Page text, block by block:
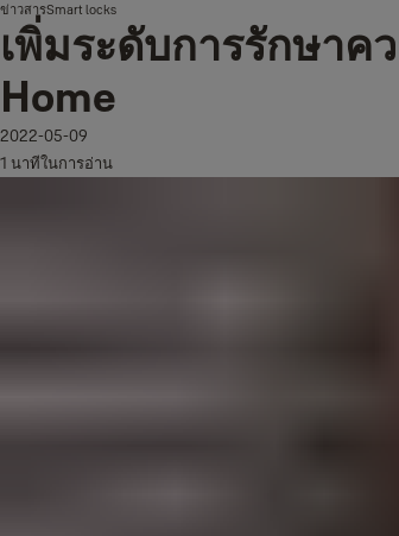
ข่าวสารSmart locks
เพิ่มระดับการรักษา
Home
2022-05-09
1 นาทีในการอ่าน